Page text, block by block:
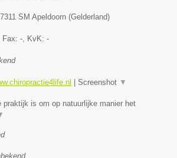
7311 SM Apeldoorn (Gelderland)
, Fax: - , KvK: -
Screenshot ▼
praktijk is om op natuurlijke manier het